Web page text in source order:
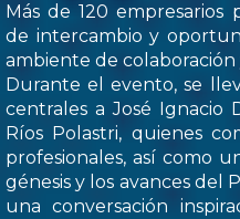
Más de 120
de intercambio y
ambiente de colaboración
Durante el evento, se
centrales a José Ignacio
Ríos Polastri, quienes
profesionales, así como
génesis y los avances del
una conversación